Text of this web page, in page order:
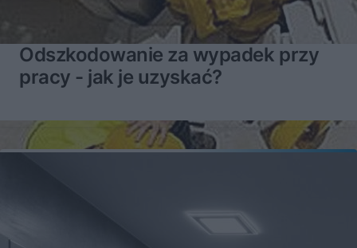
Odszkodowanie za wypadek przy
pracy - jak je uzyskać?